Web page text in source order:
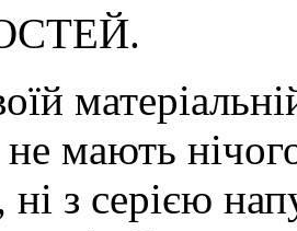
не мають
ні з серією